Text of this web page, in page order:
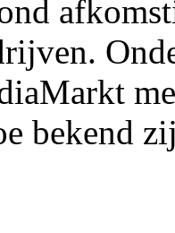
bekend